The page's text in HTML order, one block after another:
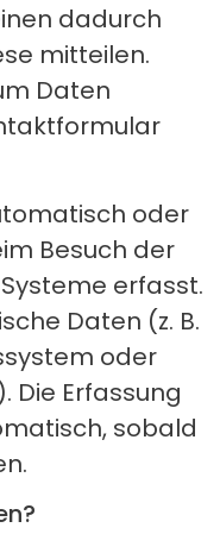
dadurch
mitteilen.
Daten
oder
Besuch der
erfasst.
Daten (z. B.
oder
Die Erfassung
sobald